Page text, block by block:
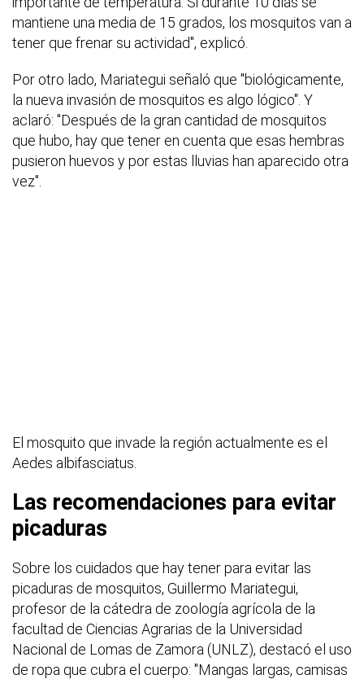
mantiene una media de 15 grados, los mosquitos van a
tener que frenar su actividad", explicó.
Por otro lado, Mariategui señaló que "biológicamente,
la nueva invasión de mosquitos es algo lógico". Y
aclaró: "Después de la gran cantidad de mosquitos
que hubo, hay que tener en cuenta que esas hembras
pusieron huevos y por estas lluvias han aparecido otra
vez".
El mosquito que invade la región actualmente es el
Aedes albifasciatus.
Las recomendaciones para evitar
picaduras
Sobre los cuidados que hay tener para evitar las
picaduras de mosquitos, Guillermo Mariategui,
profesor de la cátedra de zoología agrícola de la
facultad de Ciencias Agrarias de la Universidad
Nacional de Lomas de Zamora (UNLZ), destacó el uso
de ropa que cubra el cuerpo: "Mangas largas, camisas